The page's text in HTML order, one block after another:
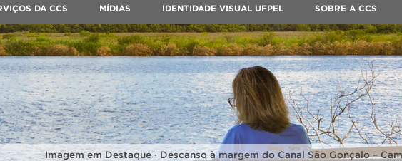
DA CCS MÍDIAS IDENTIDADE VISUAL UFPEL SOBRE A CCS
Imagem em Destaque · Descanso à margem do Canal São Gonçalo –